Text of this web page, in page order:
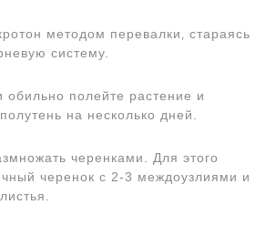
методом перевалки‚ стараясь
систему.
обильно полейте растение и
на несколько дней.
черенками. Для этого
черенок с 2-3 междоузлиями и